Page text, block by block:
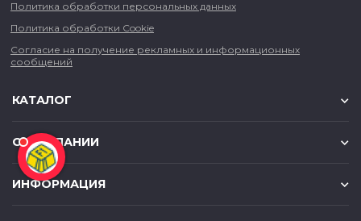
Политика обработки персональных данных
Политика обработки Cookie
Согласие на получение рекламных и информационных
сообщений
КАТАЛОГ
О КОМПАНИИ
ИНФОРМАЦИЯ